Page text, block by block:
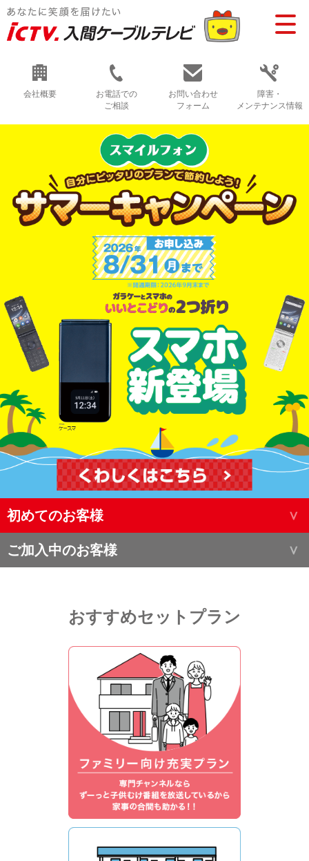
会社概要
お電話での
ご相談
お問い合わせ
フォーム
障害・
メンテナンス情報
初めてのお客様
ご加入中のお客様
おすすめセットプラン